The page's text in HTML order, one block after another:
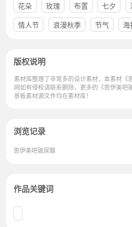
花朵 玫瑰 布置 七夕
情人节
浪漫秋季 节气 海
版权说明
素材库整理了非常多的设计素材，本素材《
网如有侵权请联系删除，更多的《思伊美吧
景板素材源文件均在素材库！
浏览记录
思伊美吧玻尿酸
作品关键词